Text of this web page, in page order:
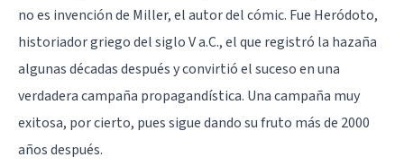
no es invención de Miller, el autor del cómic. Fue Heródoto,
historiador griego del siglo V a.C., el que registró la hazaña
algunas décadas después y convirtió el suceso en una
verdadera campaña propagandística. Una campaña muy
exitosa, por cierto, pues sigue dando su fruto más de 2000
años después.